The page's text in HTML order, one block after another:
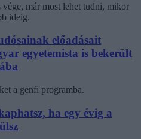
már most lehet tudni, mikor
ideig.
előadásait
egyetemista is bekerült
a genfi programba.
ha egy évig a